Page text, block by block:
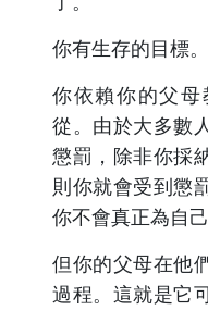
你有生存的目標。
你依賴你的父
從。由於大多數
懲罰，除非你採
則你就會受到懲
你不會真正為自己
但你的父母在他
過程。這就是它